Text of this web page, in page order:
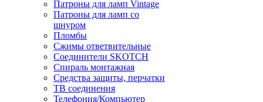
Патроны для ламп Vintage
Патроны для ламп со
шнуром
Пломбы
Сжимы ответвительные
Соединители SKOTCH
Спираль монтажная
Средства защиты, перчатки
ТВ соединения
Телефония/Компьютер